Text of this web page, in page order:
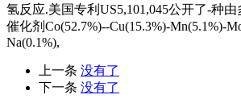
氢反应.美国专利US5,101,045公开了-种
催化剂Co(52.7%)--Cu(15.3%)-Mn(5.1%)-
Na(0.1%),
上一条 没有了
下一条 没有了